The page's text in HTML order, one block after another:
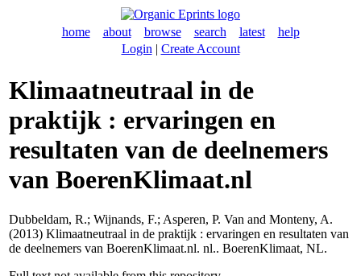
home about browse search latest
help
Login | Create Account
Klimaatneutraal in de
praktijk : ervaringen en
resultaten van de deelnemers
van BoerenKlimaat.nl
Dubbeldam, R.; Wijnands, F.; Asperen, P. Van and Monteny, A.
(2013) Klimaatneutraal in de praktijk : ervaringen en resultaten van
de deelnemers van BoerenKlimaat.nl. nl.. BoerenKlimaat, NL.